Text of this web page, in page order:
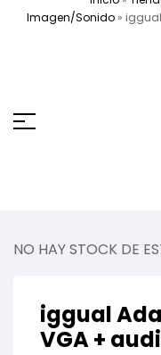
Imagen/Sonido »
NO HAY STOCK DE
iggual
VGA +